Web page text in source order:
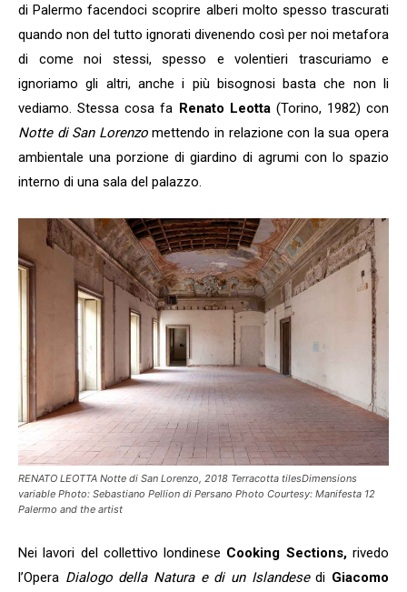
di Palermo facendoci scoprire alberi molto spesso trascurati
quando non del tutto ignorati divenendo così per noi metafora
di come noi stessi, spesso e volentieri trascuriamo e
ignoriamo gli altri, anche i più bisognosi basta che non li
vediamo. Stessa cosa fa Renato Leotta (Torino, 1982) con
Notte di San Lorenzomettendo in relazione con la sua opera
ambientale una porzione di giardino di agrumi con lo spazio
interno di una sala del palazzo.
RENATO LEOTTA Notte di San Lorenzo, 2018 Terracotta tilesDimensions
variable Photo: Sebastiano Pellion di Persano Photo Courtesy: Manifesta 12
Palermo and the artist
Nei lavori del collettivo londinese Cooking Sections,rivedo
l’Opera Dialogo della Natura e di un Islandesedi Giacomo